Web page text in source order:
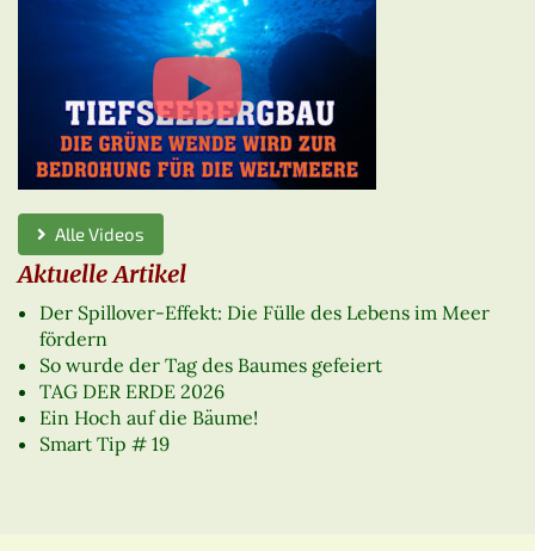
Alle Videos
Aktuelle Artikel
Der Spillover-Effekt: Die Fülle des Lebens im Meer
fördern
So wurde der Tag des Baumes gefeiert
TAG DER ERDE 2026
Ein Hoch auf die Bäume!
Smart Tip # 19